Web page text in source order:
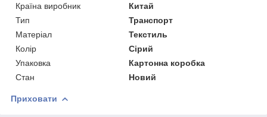
Країна виробник
Китай
Тип
Транспорт
Матеріал
Текстиль
Колір
Сірий
Упаковка
Картонна коробка
Стан
Новий
Приховати